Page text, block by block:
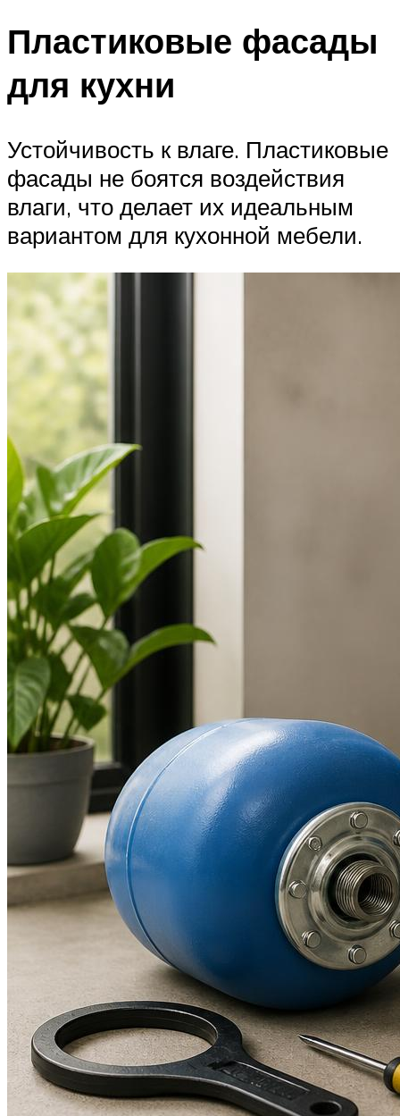
Пластиковые фасады
для кухни
Устойчивость к влаге. Пластиковые
фасады не боятся воздействия
влаги, что делает их идеальным
вариантом для кухонной мебели.